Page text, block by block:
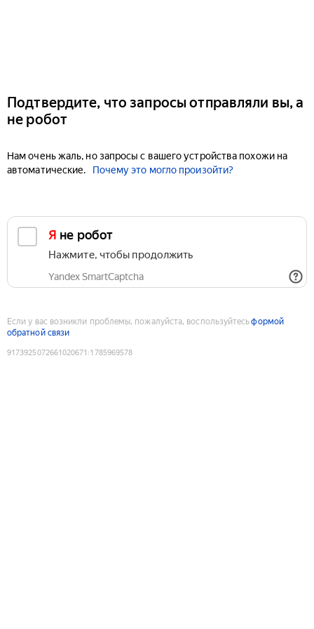
Подтвердите, что запросы отправляли вы, а
не робот
Нам очень жаль, но запросы с вашего устройства похожи на
автоматические.
Почему это могло произойти?
Я не робот
Нажмите, чтобы продолжить
Yandex SmartCaptcha
Если у вас возникли проблемы, пожалуйста, воспользуйтесьформой
обратной связи
9173925072661020671 :1785969578